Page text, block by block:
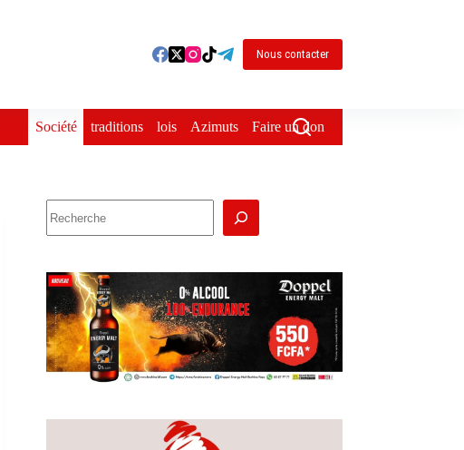
Nous contacter
Société traditions lois Azimuts Faire un don